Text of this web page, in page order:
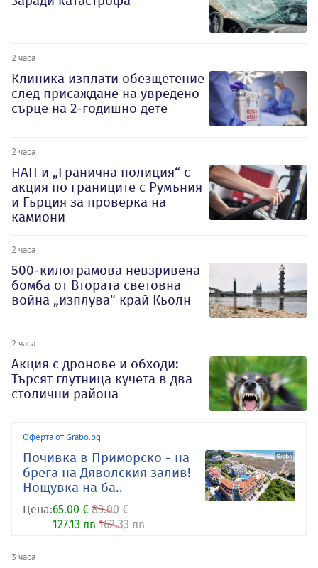
2 часа
Клиника изплати обезщетение
след присаждане на увредено
сърце на 2-годишно дете
2 часа
НАП и „Гранична полиция“ с
акция по границите с Румъния
и Гърция за проверка на
камиони
2 часа
500-килограмова невзривена
бомба от Втората световна
война „изплува“ край Кьолн
2 часа
Акция с дронове и обходи:
Търсят глутница кучета в два
столични района
Оферта от Grabo.bg
Почивка в Приморско - на
брега на Дяволския залив!
Нощувка на ба..
Цена:65.00 € 83.00 €
127.13 лв 162.33 лв
3 часа